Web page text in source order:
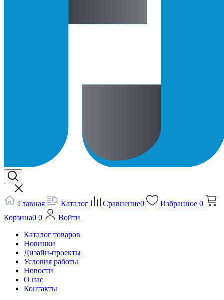
Главная Каталог Сравнение0 Избранное 0
Корзина0 0
Войти
Каталог товаров
Новинки
Дизайн-проекты
Условия работы
Новости
О нас
Контакты